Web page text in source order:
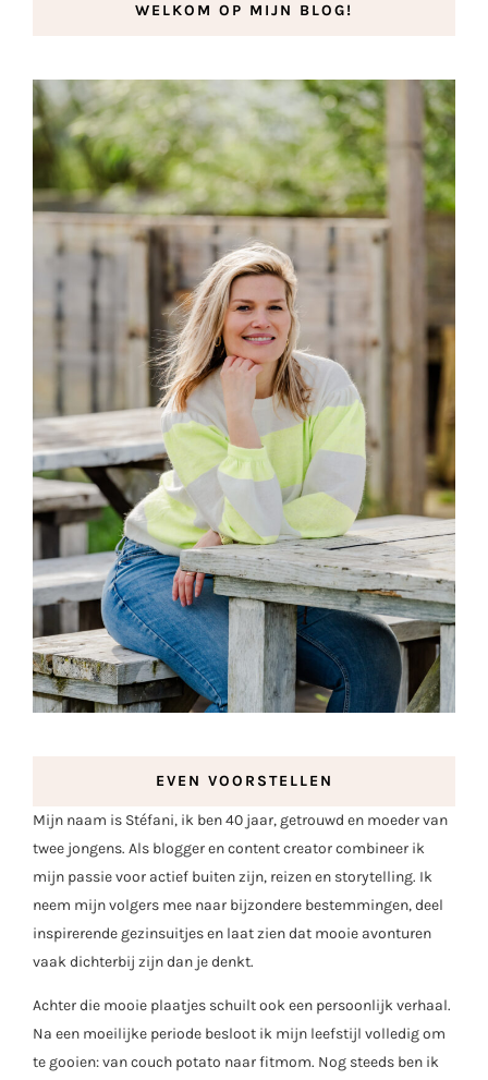
WELKOM OP MIJN BLOG!
EVEN VOORSTELLEN
Mijn naam is Stéfani, ik ben 40 jaar, getrouwd en moeder van
twee jongens. Als blogger en content creator combineer ik
mijn passie voor actief buiten zijn, reizen en storytelling. Ik
neem mijn volgers mee naar bijzondere bestemmingen, deel
inspirerende gezinsuitjes en laat zien dat mooie avonturen
vaak dichterbij zijn dan je denkt.
Achter die mooie plaatjes schuilt ook een persoonlijk verhaal.
Na een moeilijke periode besloot ik mijn leefstijl volledig om
te gooien: van couch potato naar fitmom. Nog steeds ben ik